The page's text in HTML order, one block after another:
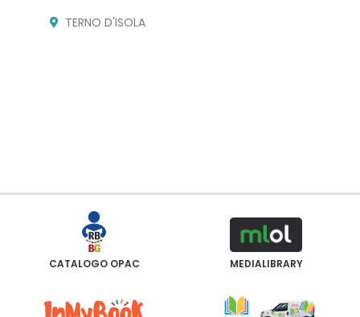
TERNO D'ISOLA
CATALOGO OPAC MEDIALIBRARY